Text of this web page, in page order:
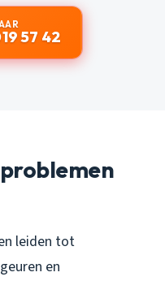
57 42
leiden tot
en